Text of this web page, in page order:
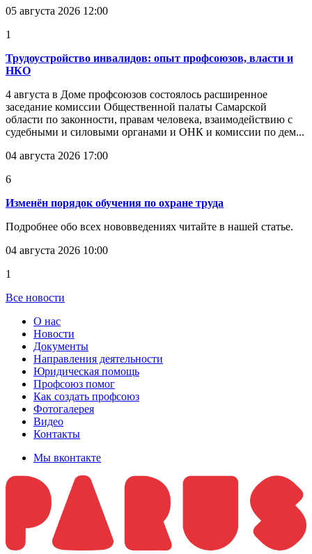
05 августа 2026 12:00
1
Трудоустройство инвалидов: опыт профсоюзов, власти и
НКО
4 августа в Доме профсоюзов состоялось расширенное
заседание комиссии Общественной палаты Самарской
области по законности, правам человека, взаимодействию с
судебными и силовыми органами и ОНК и комиссии по дем...
04 августа 2026 17:00
6
Изменён порядок обучения по охране труда
Подробнее обо всех нововведениях читайте в нашей статье.
04 августа 2026 10:00
1
Все новости
О нас
Новости
Документы
Направления деятельности
Юридическая помощь
Профсоюз помог
Как создать профсоюз
Фотогалерея
Видео
Контакты
Мы вконтакте